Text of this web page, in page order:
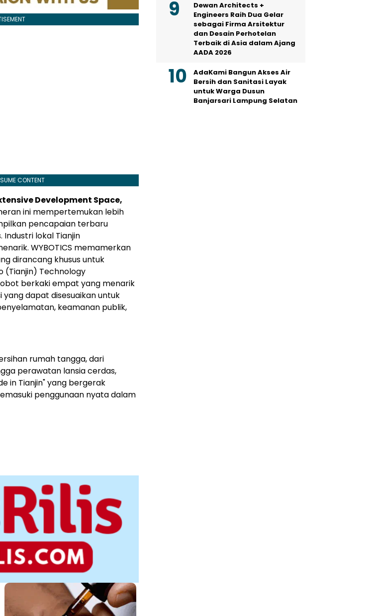
CONTENT
Development Space,
ini mempertemukan lebih
pencapaian terbaru
lokal Tianjin
WYBOTICS memamerkan
dirancang khusus untuk
(Tianjin) Technology
berkaki empat yang menarik
dapat disesuaikan untuk
keamanan publik,
rumah tangga, dari
perawatan lansia cerdas,
in Tianjin" yang bergerak
penggunaan nyata dalam
Dewan Architects +
Engineers Raih Dua Gelar
sebagai Firma Arsitektur
dan Desain Perhotelan
Terbaik di Asia dalam Ajang
AADA 2026
AdaKami Bangun Akses Air
Bersih dan Sanitasi Layak
untuk Warga Dusun
Banjarsari Lampung Selatan